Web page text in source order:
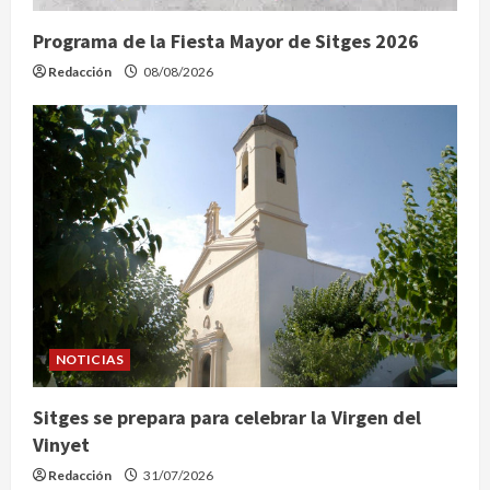
Programa de la Fiesta Mayor de Sitges 2026
Redacción 08/08/2026
NOTICIAS
Sitges se prepara para celebrar la Virgen del
Vinyet
Redacción 31/07/2026